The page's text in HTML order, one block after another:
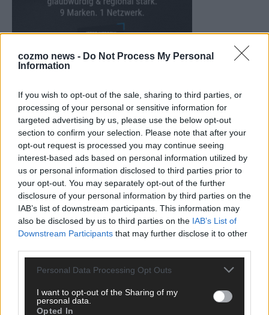
cozmo news - Do Not Process My Personal
Information
If you wish to opt-out of the sale, sharing to third parties, or
processing of your personal or sensitive information for
targeted advertising by us, please use the below opt-out
section to confirm your selection. Please note that after your
opt-out request is processed you may continue seeing
interest-based ads based on personal information utilized by
us or personal information disclosed to third parties prior to
your opt-out. You may separately opt-out of the further
disclosure of your personal information by third parties on the
IAB’s list of downstream participants. This information may
also be disclosed by us to third parties on the IAB’s List of
Downstream Participants that may further disclose it to other
Personal Data Processing Opt Outs
I want to opt-out of the Sharing of my
personal data.
Opted In
KEINE NEWS MEHR VERPASSEN